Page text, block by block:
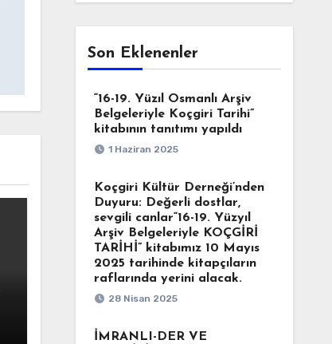
Son Eklenenler
“16-19. Yüzıl Osmanlı Arşiv
Belgeleriyle Koçgiri Tarihi”
kitabının tanıtımı yapıldı
1 Haziran 2025
Koçgiri Kültür Derneği’nden
Duyuru: Değerli dostlar,
sevgili canlar“16-19. Yüzyıl
Arşiv Belgeleriyle KOÇGİRİ
TARİHİ” kitabımız 10 Mayıs
2025 tarihinde kitapçıların
raflarında yerini alacak.
28 Nisan 2025
İMRANLI-DER VE